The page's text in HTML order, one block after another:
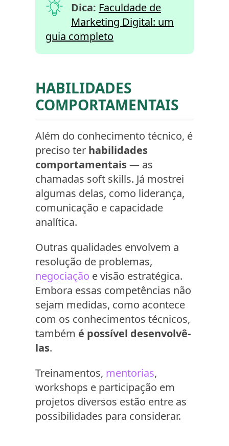
Dica: Faculdade de
Marketing Digital: um
guia completo
HABILIDADES
COMPORTAMENTAIS
Além do conhecimento técnico, é
preciso ter habilidades
comportamentais— as
chamadas soft skills. Já mostrei
algumas delas, como liderança,
comunicação e capacidade
analítica.
Outras qualidades envolvem a
resolução de problemas,
negociação e visão estratégica.
Embora essas competências não
sejam medidas, como acontece
com os conhecimentos técnicos,
também é possível desenvolvê-
las.
Treinamentos, mentorias,
workshops e participação em
projetos diversos estão entre as
possibilidades para considerar.